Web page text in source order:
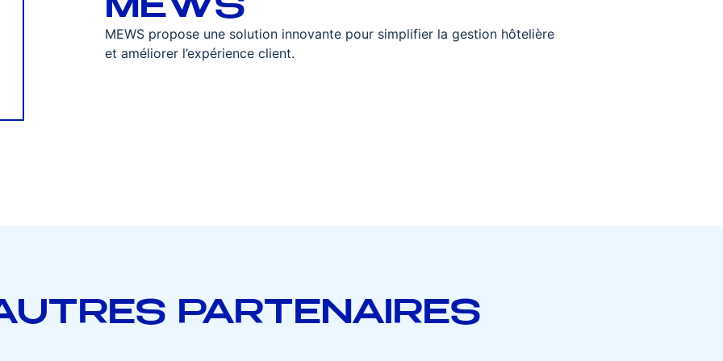
MEWS
MEWS propose une solution innovante pour simplifier la gestion hôtelière
et améliorer l’expérience client.
PARTENAIRES